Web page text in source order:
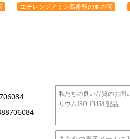
エチレンジアミン四酢酸の血の管